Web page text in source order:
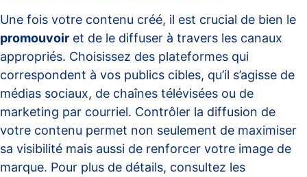
Une fois votre contenu créé, il est crucial de bien le
promouvoir et de le diffuser à travers les canaux
appropriés. Choisissez des plateformes qui
correspondent à vos publics cibles, qu’il s’agisse de
médias sociaux, de chaînes télévisées ou de
marketing par courriel. Contrôler la diffusion de
votre contenu permet non seulement de maximiser
sa visibilité mais aussi de renforcer votre image de
marque. Pour plus de détails, consultez les